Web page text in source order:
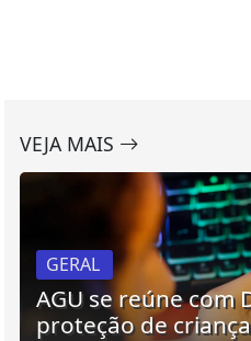
VEJA MAIS
GERAL
AGU se reúne com
proteção de